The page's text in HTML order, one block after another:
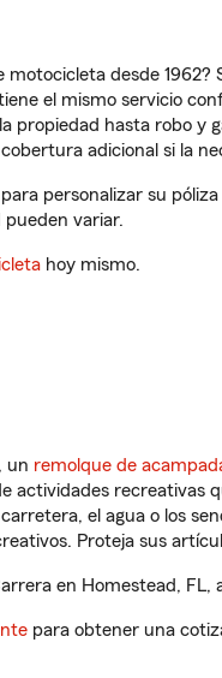
motocicleta desde
el mismo servicio
propiedad hasta robo y
adicional si la
personalizar su
pueden variar.
hoy mismo.
, un remolque de
actividades
el agua o los
Proteja sus
en Homestead,
para obtener una